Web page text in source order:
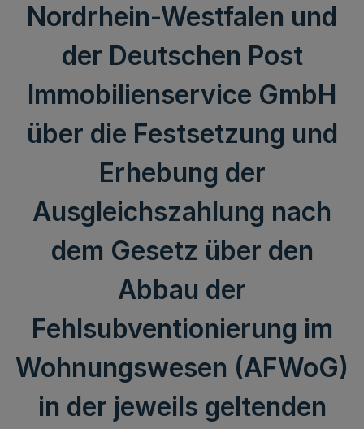
Nordrhein-Westfalen und
der Deutschen Post
Immobilienservice GmbH
über die Festsetzung und
Erhebung der
Ausgleichszahlung nach
dem Gesetz über den
Abbau der
Fehlsubventionierung im
Wohnungswesen (AFWoG)
in der jeweils geltenden